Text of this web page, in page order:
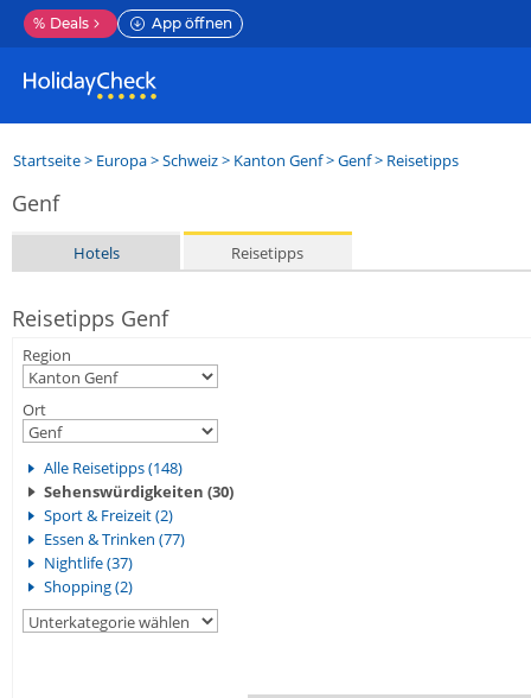
% Deals App öffnen
Startseite> Europa>Schweiz> Kanton Genf>Genf> Reisetipps
Genf
Hotels Reisetipps
Reisetipps Genf
Region
Ort
Alle Reisetipps (148)
Sehenswürdigkeiten (30)
Sport & Freizeit (2)
Essen & Trinken (77)
Nightlife (37)
Shopping (2)